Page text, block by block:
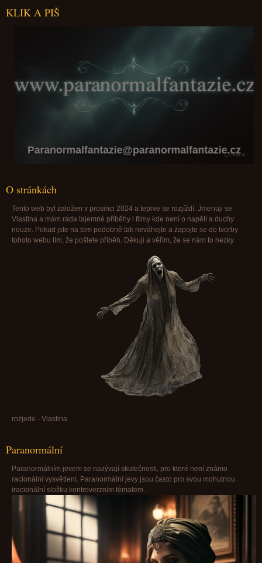
KLIK A PIŠ
Paranormalfantazie@paranormalfantazie.cz
O stránkách
Tento web byl založen v prosinci 2024 a teprve se rozjíždí. Jmenuji se
Vlastina a mám ráda tajemné příběhy i filmy kde není o napětí a duchy
nouze. Pokud jste na tom podobně tak neváhejte a zapojte se do tvorby
tohoto webu tím, že pošlete příběh. Děkuji a věřím, že se nám to hezky
rozjede - Vlastina
Paranormální
Paranormálním jevem se nazývají skutečnosti, pro které není známo
racionální vysvětlení. Paranormální jevy jsou často pro svou mohutnou
iracionální složku kontroverzním tématem.